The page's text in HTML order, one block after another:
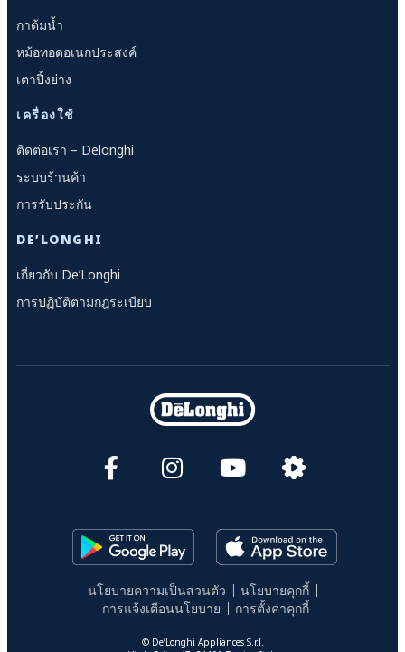
กาต้มน้ำ
หม้อทอดอเนกประสงค์
เตาปิ้งย่าง
เครื่องใช้
ติดต่อเรา – Delonghi
ระบบร้านค้า
การรับประกัน
DE’LONGHI
เกี่ยวกับ De’Longhi
การปฏิบัติตามกฎระเบียบ
นโยบายความเป็นส่วนตัว
นโยบายคุกกี้
การแจ้งเตือนนโยบาย
การตั้งค่าคุกกี้
© De’Longhi Appliances S.r.l.